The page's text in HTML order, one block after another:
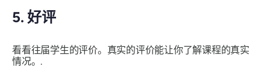
5. 好评
看看往届学生的评价。真实的评价能让你了解课程的真实
情况。.